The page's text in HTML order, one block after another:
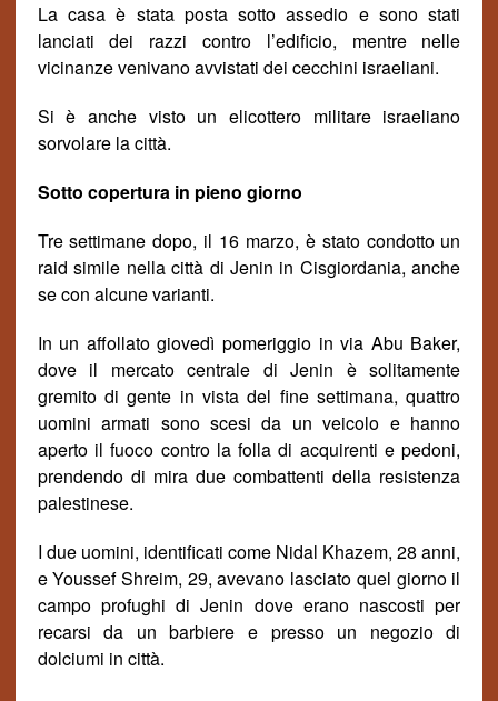
La casa è stata posta sotto assedio e sono stati
lanciati dei razzi contro l’edificio, mentre nelle
vicinanze venivano avvistati dei cecchini israeliani.
Si è anche visto un elicottero militare israeliano
sorvolare la città.
Sotto copertura in pieno giorno
Tre settimane dopo, il 16 marzo, è stato condotto un
raid simile nella città di Jenin in Cisgiordania, anche
se con alcune varianti.
In un affollato giovedìpomeriggio in via Abu Baker,
dove il mercato centrale di Jenin è solitamente
gremito di gente in vista del fine settimana, quattro
uomini armati sono scesi da un veicolo e hanno
aperto il fuoco contro la folla di acquirenti e pedoni,
prendendo di mira due combattenti della resistenza
palestinese.
I due uomini, identificati come Nidal Khazem, 28 anni,
e Youssef Shreim, 29, avevano lasciato quel giorno il
campo profughidi Jenin dove erano nascosti per
recarsi da un barbiere e presso un negozio di
dolciumi in città.